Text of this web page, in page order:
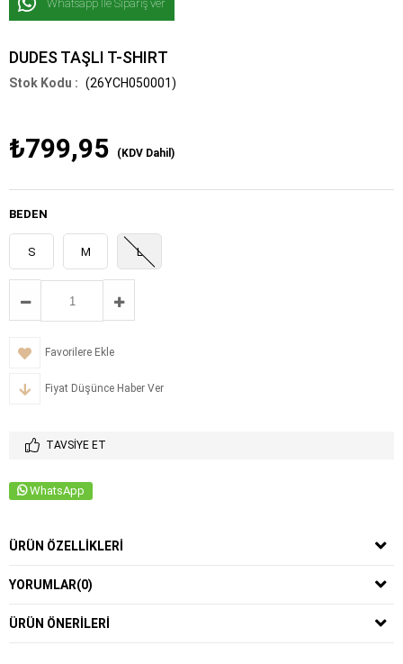
Whatsapp İle Sipariş ver
DUDES TAŞLI T-SHIRT
(26YCH050001)
₺799,95 (KDV Dahil)
BEDEN
S M L
Favorilere Ekle
Fiyat Düşünce Haber Ver
TAVSIYE ET
WhatsApp
ÜRÜN ÖZELLIKLERI
YORUMLAR(0)
ÜRÜN ÖNERILERI